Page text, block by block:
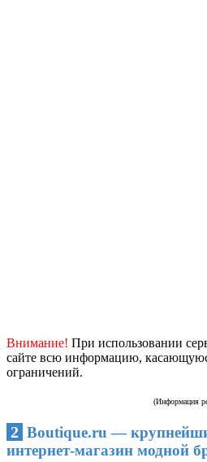
Внимание! При использовании
сайте всю информацию,
ограничений.
(Информация
2 Boutique.ru —
интернет-магазин модной